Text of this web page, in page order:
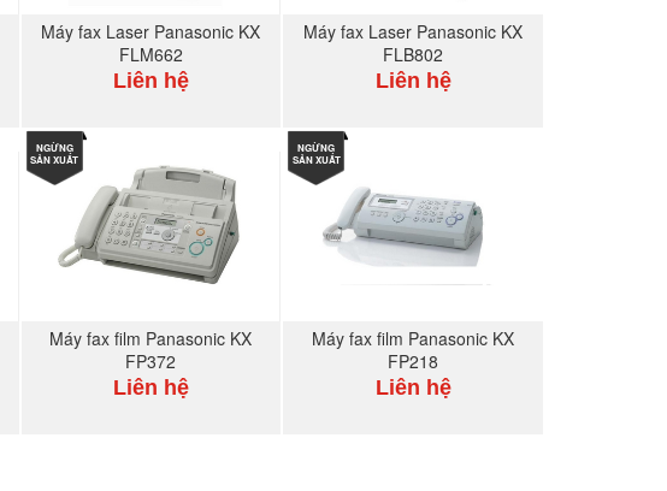
Máy fax Laser Panasonic KX
FLM662
Liên hệ
Máy fax Laser Panasonic KX
FLB802
Liên hệ
NGỪNG
SẢN XUẤT
Máy fax film Panasonic KX
FP372
Liên hệ
NGỪNG
SẢN XUẤT
Máy fax film Panasonic KX
FP218
Liên hệ